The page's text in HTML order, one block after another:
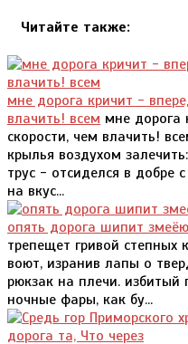
Читайте также:
мне дорога кричит -
влачить! всем мне дорога
скорости, чем влачить!
крылья воздухом
трус - отсиделся в добре
на вкус...
опять дорога шипит
трепещет гривой степных
воют, изранив лапы о
рюкзак на плечи.
ночные фары, как бу...